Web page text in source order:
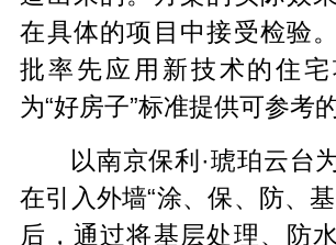
在具体的项目中接受检验
批率先应用新技术的住
为“好房子”标准提供可参考
以南京保利·琥珀云台
在引入外墙“涂、保、防、
后，通过将基层处理、防